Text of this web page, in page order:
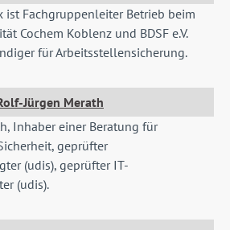
ist Fachgruppenleiter Betrieb beim
Cochem Koblenz und BDSF e.V.
für Arbeitsstellensicherung.
Jürgen Merath
Inhaber einer Beratung für
geprüfter
(udis), geprüfter IT-
(udis).